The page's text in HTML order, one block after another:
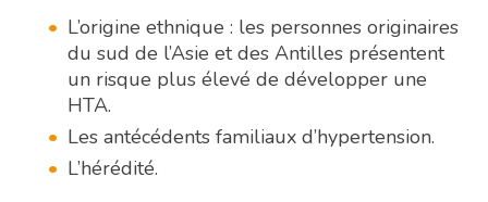
L’origine ethnique : les personnes originaires
du sud de l’Asie et des Antilles présentent
un risque plus élevé de développer une
HTA.
Les antécédents familiaux d’hypertension.
L’hérédité.